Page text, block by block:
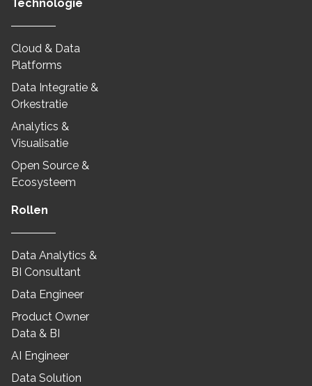
Technologie
Cloud & Data
Platforms
Data Integratie &
Orkestratie
Analytics &
Visualisatie
Open Source &
Ecosysteem
Rollen
Data Analytics &
BI Consultant
Data Engineer
Product Owner
Data & BI
AI Engineer
Data Solution